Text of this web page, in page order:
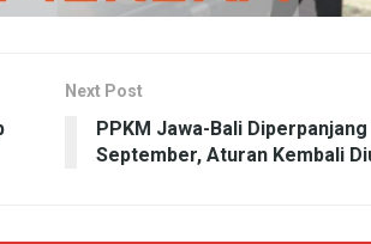
Next Post
PPKM Jawa-Bali
September, Aturan Kembali